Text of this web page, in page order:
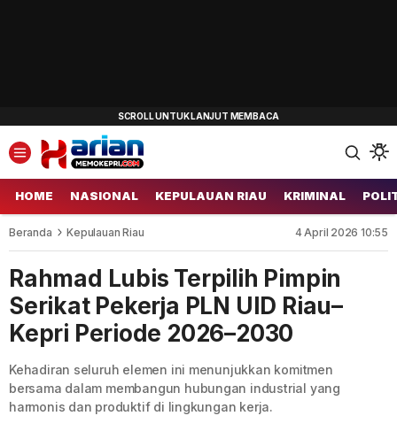
HOME NASIONAL KEPULAUAN RIAU KRIMINAL
Beranda Kepulauan Riau 4 April 2026 10:55
Rahmad Lubis Terpilih Pimpin
Serikat Pekerja PLN UID Riau–
Kepri Periode 2026–2030
Kehadiran seluruh elemen ini menunjukkan komitmen
bersama dalam membangun hubungan industrial yang
harmonis dan produktif di lingkungan kerja.